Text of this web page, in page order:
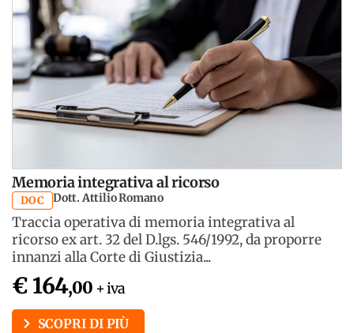
Memoria integrativa al ricorso
DOC Dott. Attilio Romano
Traccia operativa di memoria integrativa al
ricorso ex art. 32 del D.lgs. 546/1992, da proporre
innanzi alla Corte di Giustizia...
€ 164,00 + iva
SCOPRI DI PIÙ